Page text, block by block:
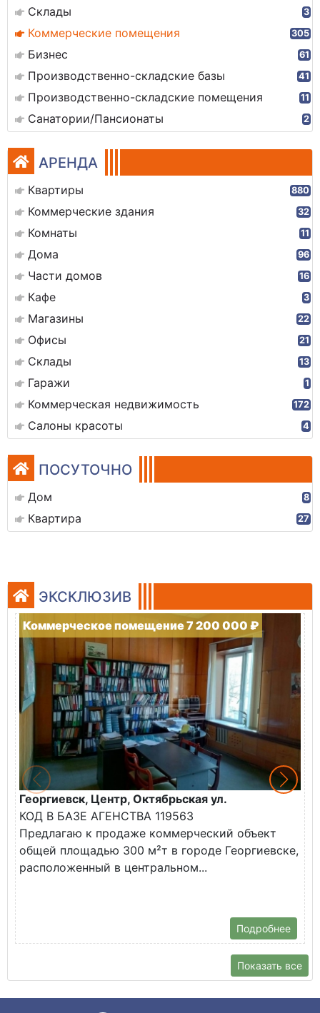
Склады 3
Коммерческие помещения 305
Бизнес 61
Производственно-складские базы 41
Производственно-складские помещения 11
Санатории/Пансионаты 2
АРЕНДА
Квартиры 880
Коммерческие здания 32
Комнаты 11
Дома 96
Части домов 16
Кафе 3
Магазины 22
Офисы 21
Склады 13
Гаражи 1
Коммерческая недвижимость 172
Салоны красоты 4
ПОСУТОЧНО
Дом 8
Квартира 27
ЭКСКЛЮЗИВ
Коммерческое помещение 7 200 000 ₽
Георгиевск, Центр, Октябрьская ул.
КОД В БАЗЕ АГЕНСТВА 119563
Предлагаю к продаже коммерческий объект
общей площадью 300 м²т в городе Георгиевске,
расположенный в центральном...
Подробнее
Показать все